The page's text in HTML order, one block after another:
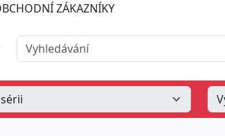
ZÁKAZNÍKY
Vyhledávání